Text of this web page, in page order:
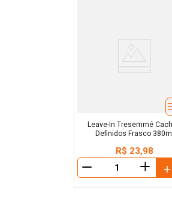
Leave-In Tresemmé
Definidos Frasco 380ml
R$ 23,98
＋